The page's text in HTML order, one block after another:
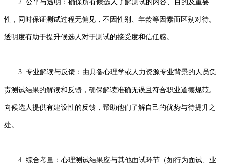
2. 公平与透明：确保所有候选人了解测试的内容、目的及重要
性，同时保证测试过程无偏见，不因性别、年龄等因素而区别对待。
透明度有助于提升候选人对于测试的接受度和信任感。
3. 专业解读与反馈：由具备心理学或人力资源专业背景的人员负
责测试结果的解读和反馈，确保解读准确无误且符合职业道德规范。
向候选人提供有建设性的反馈，帮助他们了解自己的优势与待提升之
处。
4. 综合考量：心理测试结果应与其他面试环节（如行为面试、业